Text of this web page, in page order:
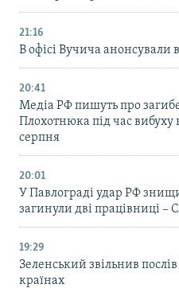
21:16
В офісі Вучича анонсували
20:41
Медіа РФ пишуть про
Плохотнюка під час вибуху
серпня
20:01
У Павлограді удар РФ
загинули дві працівниці –
19:29
Зеленський звільнив
країнах